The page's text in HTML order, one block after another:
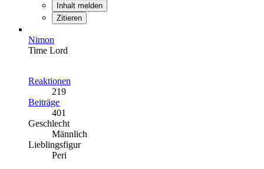
Inhalt melden
Zitieren
Nimon
Time Lord
Reaktionen
219
Beiträge
401
Geschlecht
Männlich
Lieblingsfigur
Peri